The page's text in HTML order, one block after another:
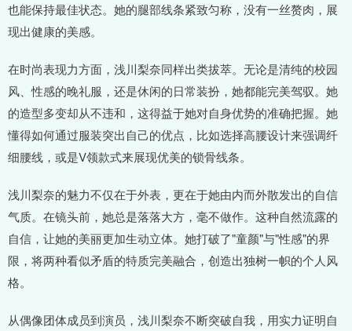
也能保持最佳状态。她的腿部线条紧致匀称，没有一丝赘肉，展
现出健康的美感。
在时尚表现力方面，浅川梨奈同样出类拔萃。无论是清纯的校园
风、性感的晚礼服，还是休闲的日常装扮，她都能完美驾驭。她
的造型多变却从不违和，这得益于她对自身优势的准确把握。她
懂得如何通过服装突出自己的优点，比如选择高腰设计来强调纤
细腰线，或是V领款式来展现优美的锁骨线条。
浅川梨奈的魅力不仅在于外表，更在于她由内而外散发出的自信
气质。在镜头前，她总是落落大方，毫不做作。这种自然流露的
自信，让她的美丽更加生动立体。她打破了"童颜"与"性感"的界
限，将两种看似矛盾的特质完美融合，创造出独树一帜的个人风
格。
从偶像团体成员到演员，浅川梨奈不断突破自我，用实力证明自